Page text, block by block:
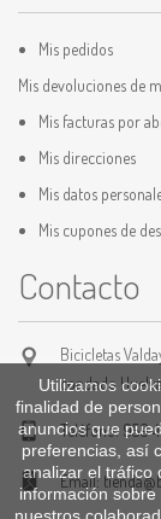
Utilizamos
finalidad de
anuncios que
preferencias, así
analizar el tráfico
información
Mis pedidos
Mis devoluciones de
Mis facturas por
Mis direcciones
Mis datos
Mis cupones de
Contacto
Bicicletas
condado
Teléfono: 959
Email: